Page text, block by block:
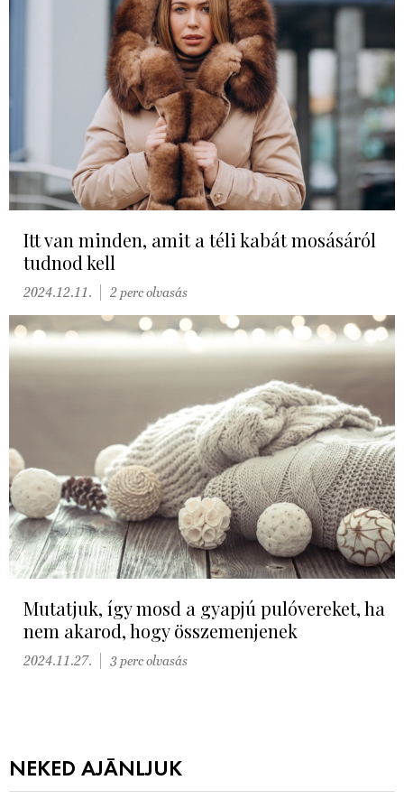
Itt van minden, amit a téli kabát mosásáról
tudnod kell
2024.12.11. 2 perc olvasás
Mutatjuk, így mosd a gyapjú pulóvereket, ha
nem akarod, hogy összemenjenek
2024.11.27. 3 perc olvasás
NEKED AJÁNLJUK